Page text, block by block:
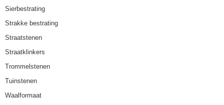
Sierbestrating
Strakke bestrating
Straatstenen
Straatklinkers
Trommelstenen
Tuinstenen
Waalformaat